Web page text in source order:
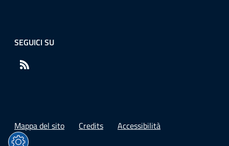
SEGUICI SU
Mappa del sito Credits Accessibilità